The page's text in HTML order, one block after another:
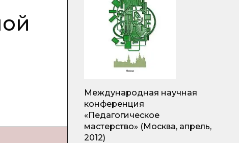
Международная научная
конференция
«Педагогическое
мастерство» (Москва, апрель,
2012)